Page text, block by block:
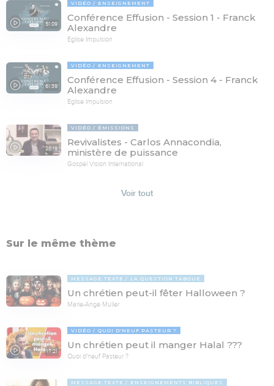
51:09
VIDÉO ENSEIGNEMENT
Conférence Effusion - Session 1 - Franck
Alexandre
Eglise Impulsion
61:39
VIDÉO ENSEIGNEMENT
Conférence Effusion - Session 4 - Franck
Alexandre
Eglise Impulsion
28:19
VIDÉO ÉMISSIONS
Revivalistes - Carlos Annacondia,
ministère de puissance
Gospel Vision International
Voir tout
Sur le même thème
MESSAGE TEXTE LA QUESTION TABOUE
Un chrétien peut-il fêter Halloween ?
Marie-Ange Muller
17:21
VIDÉO QUOI D'NEUF PASTEUR ?
Un chrétien peut il manger Halal ???
Quoi d'neuf Pasteur ?
MESSAGE TEXTE ENSEIGNEMENTS BIBLIQUES